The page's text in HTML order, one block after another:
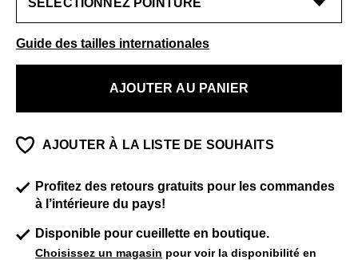
Guide des tailles internationales
AJOUTER AU PANIER
AJOUTER À LA LISTE DE SOUHAITS
Profitez des retours gratuits pour les commandes
à l’intérieure du pays!
Disponible pour cueillette en boutique.
Choisissez un magasin pour voir la disponibilité en